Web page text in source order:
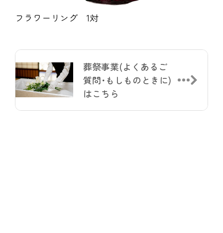
フラワーリング 1対
葬祭事業(よくあるご
質問･もしものときに)
はこちら